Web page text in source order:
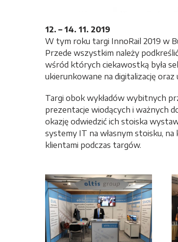
12. – 14. 11. 2019
W tym roku targi InnoRail 2019 w
Przede wszystkim należy
wśród których ciekawostką była
ukierunkowane na digitalizację
Targi obok wykładów wybitnych
prezentacje wiodących i ważnych
okazję odwiedzić ich stoiska
systemy IT na własnym stoisku,
klientami podczas targów.